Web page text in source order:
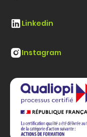
Linkedin
Instagram